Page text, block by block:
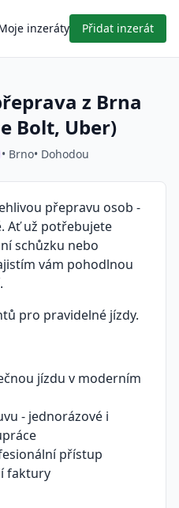
inzeráty Přidat inzerát
z Brna
Bolt, Uber)
• Brno• Dohodou
přepravu osob -
Ať už potřebujete
schůzku nebo
vám pohodlnou
pro pravidelné jízdy.
jízdu v moderním
- jednorázové i
přístup
faktury